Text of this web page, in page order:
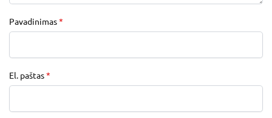
Pavadinimas*
El. paštas*